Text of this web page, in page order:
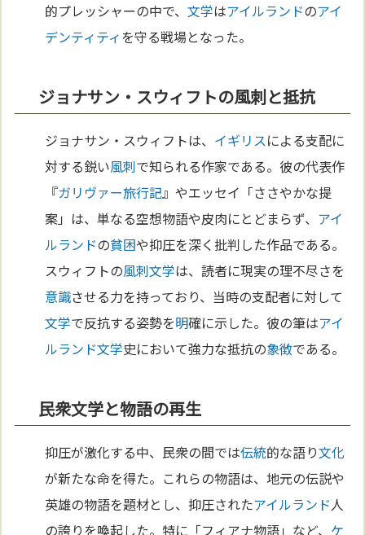
的プレッシャーの中で、文学はアイルランドのアイ
デンティティを守る戦場となった。
ジョナサン・スウィフトの風刺と抵抗
ジョナサン・スウィフトは、 イギリスによる支配に
対する鋭い風刺で知られる作家である。彼の代表作
『ガリヴァー旅行記』やエッセイ「ささやかな提
案」は、単なる空想物語や皮肉にとどまらず、 アイ
ルランドの貧困や抑圧を深く批判した作品である。
スウィフトの風刺文学は、読者に現実の理不尽さを
意識させる力を持っており、当時の支配者に対して
文学で反抗する姿勢を明確に示した。彼の筆はアイ
ルランド文学史において強力な抵抗の象徴である。
民衆文学と物語の再生
抑圧が激化する中、民衆の間では伝統的な語り文化
が新たな命を得た。これらの物語は、地元の伝説や
英雄の物語を題材とし、抑圧されたアイルランド人
の誇りを喚起した。特に「フィアナ物語」など、 ケ